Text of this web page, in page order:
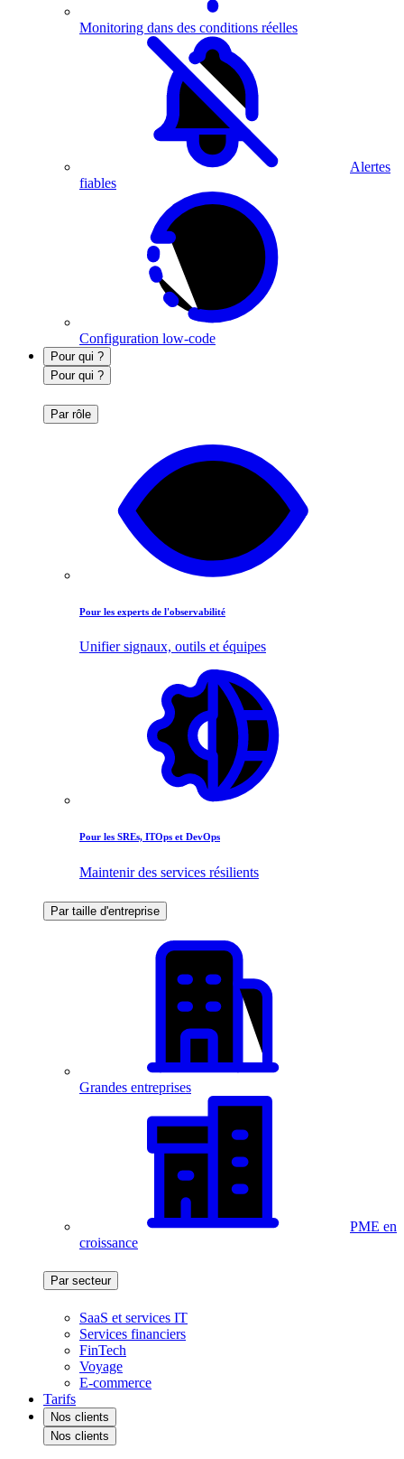
Monitoring dans des conditions réelles
Alertes
fiables
Configuration low-code
Pour qui ?
Pour qui ?
Par rôle
Pour les experts de l'observabilité
Unifier signaux, outils et équipes
Pour les SREs, ITOps et DevOps
Maintenir des services résilients
Par taille d'entreprise
Grandes entreprises
PME en
croissance
Par secteur
SaaS et services IT
Services financiers
FinTech
Voyage
E-commerce
Tarifs
Nos clients
Nos clients